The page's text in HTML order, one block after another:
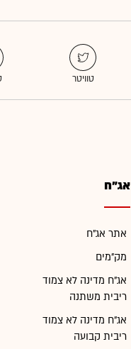
אג"ח
אתר אג"ח
מק"מים
אג"ח מדינה לא צמוד
ריבית משתנה
אג"ח מדינה לא צמוד
ריבית קבועה